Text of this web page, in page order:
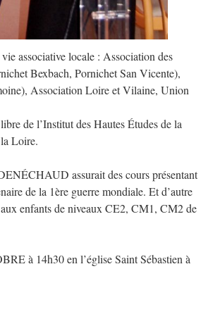
associative locale : Association des
Bexbach, Pornichet San Vicente),
Association Loire et Vilaine, Union
de l’Institut des Hautes Études de la
Loire.
assurait des cours présentant
de la 1ère guerre mondiale. Et d’autre
enfants de niveaux CE2, CM1, CM2 de
à 14h30 en l’église Saint Sébastien à